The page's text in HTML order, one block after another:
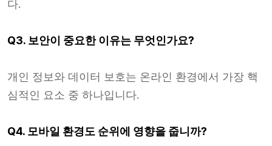
다.
Q3. 보안이 중요한 이유는 무엇인가요?
개인 정보와 데이터 보호는 온라인 환경에서 가장 핵
심적인 요소 중 하나입니다.
Q4. 모바일 환경도 순위에 영향을 줍니까?